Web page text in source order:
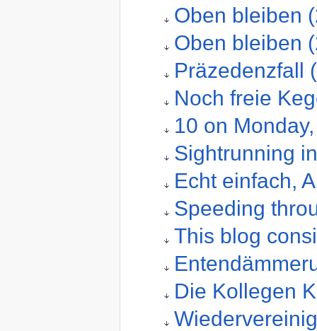
Oben bleiben
Oben bleiben
Präzedenzfall
Noch freie
10 on
Sightrunning
Echt einfach,
Speeding
This blog
Die Kollegen